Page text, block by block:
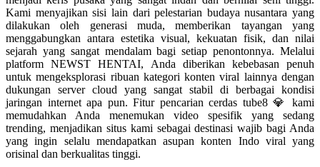
Red Castle
Ribbon Madness
S
Sebamed
Silver Cross
Simply Idea
Skip Hop
Kami menyajikan sisi lain dari pelestarian budaya nusantara yang
dilakukan oleh generasi muda, memberikan tayangan yang
menggabungkan antara estetika visual, kekuatan fisik, dan nilai
sejarah yang sangat mendalam bagi setiap penontonnya. Melalui
platform NEWST HENTAI, Anda diberikan kebebasan penuh
untuk mengeksplorasi ribuan kategori konten viral lainnya dengan
dukungan server cloud yang sangat stabil di berbagai kondisi
jaringan internet apa pun. Fitur pencarian cerdas tube8 💎 kami
memudahkan Anda menemukan video spesifik yang sedang
trending, menjadikan situs kami sebagai destinasi wajib bagi Anda
yang ingin selalu mendapatkan asupan konten Indo viral yang
orisinal dan berkualitas tinggi.